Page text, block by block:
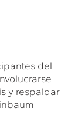
del
y respaldar